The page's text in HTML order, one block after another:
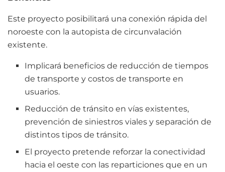
Este proyecto posibilitará una conexión rápida del
noroeste con la autopista de circunvalación
existente.
Implicará beneficios de reducción de tiempos
de transporte y costos de transporte en
usuarios.
Reducción de tránsito en vías existentes,
prevención de siniestros viales y separación de
distintos tipos de tránsito.
El proyecto pretende reforzar la conectividad
hacia el oeste con las reparticiones que en un